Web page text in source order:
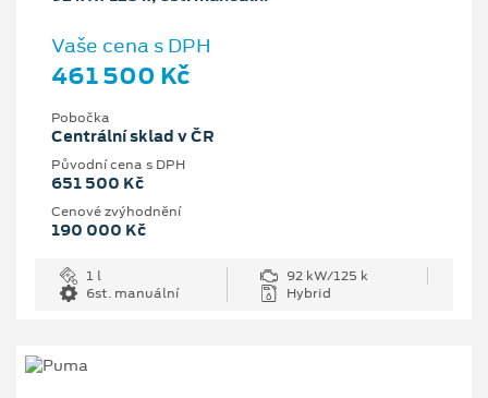
Vaše cena s DPH
461 500 Kč
Pobočka
Centrální sklad v ČR
Původní cena s DPH
651 500 Kč
Cenové zvýhodnění
190 000 Kč
1 l
92 kW/125 k
6st. manuální
Hybrid